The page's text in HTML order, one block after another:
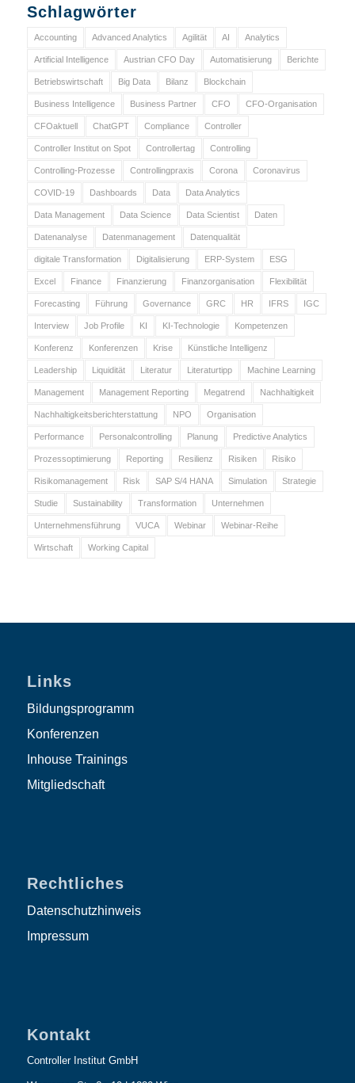
Schlagwörter
Accounting Advanced Analytics Agilität AI Analytics
Artificial Intelligence Austrian CFO Day Automatisierung Berichte
Betriebswirtschaft Big Data Bilanz Blockchain
Business Intelligence Business Partner CFO CFO-Organisation
CFOaktuell ChatGPT Compliance Controller
Controller Institut on Spot Controllertag Controlling
Controlling-Prozesse Controllingpraxis Corona Coronavirus
COVID-19 Dashboards Data Data Analytics
Data Management Data Science Data Scientist Daten
Datenanalyse Datenmanagement Datenqualität
digitale Transformation Digitalisierung ERP-System ESG
Excel Finance Finanzierung Finanzorganisation Flexibilität
Forecasting Führung Governance GRC HR IFRS IGC
Interview Job Profile KI KI-Technologie Kompetenzen
Konferenz Konferenzen Krise Künstliche Intelligenz
Leadership Liquidität Literatur Literaturtipp Machine Learning
Management Management Reporting Megatrend Nachhaltigkeit
Nachhaltigkeitsberichterstattung NPO Organisation
Performance Personalcontrolling Planung Predictive Analytics
Prozessoptimierung Reporting Resilienz Risiken Risiko
Risikomanagement Risk SAP S/4 HANA Simulation Strategie
Studie Sustainability Transformation Unternehmen
Unternehmensführung VUCA Webinar Webinar-Reihe
Wirtschaft Working Capital
Links
Bildungsprogramm
Konferenzen
Inhouse Trainings
Mitgliedschaft
Rechtliches
Datenschutzhinweis
Impressum
Kontakt
Controller Institut GmbH